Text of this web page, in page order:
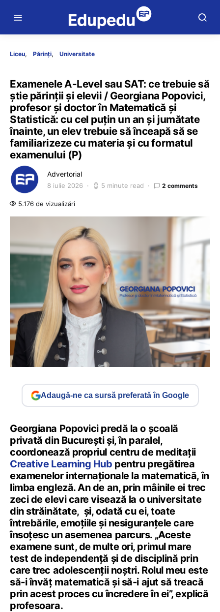
Liceu Părinți Universitate
Examenele A-Level sau SAT: ce trebuie să
știe părinții și elevii / Georgiana Popovici,
profesor și doctor în Matematică și
Statistică: cu cel puțin un an și jumătate
înainte, un elev trebuie să înceapă să se
familiarizeze cu materia și cu formatul
examenului (P)
Advertorial
8 iulie 2026 5 minute read 2 comments
5.176 de vizualizări
Adaugă-ne ca sursă preferată în Google
Georgiana Popovici predă la o școală
privată din București și, în paralel,
coordonează propriul centru de meditații
Creative Learning Hub pentru pregătirea
examenelor internaționale la matematică, în
limba engleză. An de an, prin mâinile ei trec
zeci de elevi care visează la o universitate
din străinătate, și, odată cu ei, toate
întrebările, emoțiile și nesiguranțele care
însoțesc un asemenea parcurs. „Aceste
examene sunt, de multe ori, primul mare
test de independență și de disciplină prin
care trec adolescenții noștri. Rolul meu este
să-i învăț matematică și să-i ajut să treacă
prin acest proces cu încredere în ei”, explică
profesoara.